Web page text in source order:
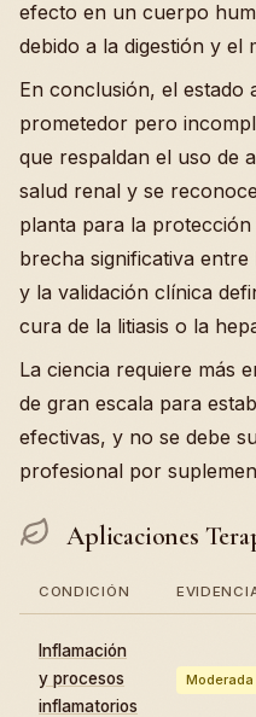
efecto en un cuerpo
debido a la digestión y el
En conclusión, el estado
prometedor pero
que respaldan el uso de
salud renal y se
planta para la
brecha significativa
y la validación clínica
cura de la litiasis o la
La ciencia requiere más
de gran escala para
efectivas, y no se debe
profesional por
Aplicaciones
CONDICIÓN
Inflamación
y procesos
inflamatorios
Moderada